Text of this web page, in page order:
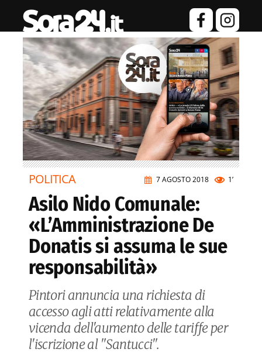
7 AGOSTO 2018 1’
POLITICA
Asilo Nido Comunale:
«L’Amministrazione De
Donatis si assuma le sue
responsabilità»
Pintori annuncia una richiesta di
accesso agli atti relativamente alla
vicenda dell'aumento delle tariffe per
l'iscrizione al "Santucci".